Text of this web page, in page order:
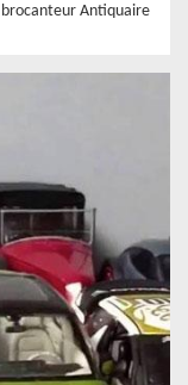
brocanteur Antiquaire